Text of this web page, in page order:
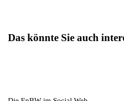
Das könnte Sie auch